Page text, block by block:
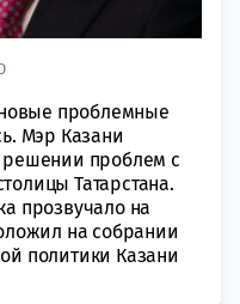
проблемные
Мэр Казани
проблем с
Татарстана.
прозвучало на
на собрании
политики Казани